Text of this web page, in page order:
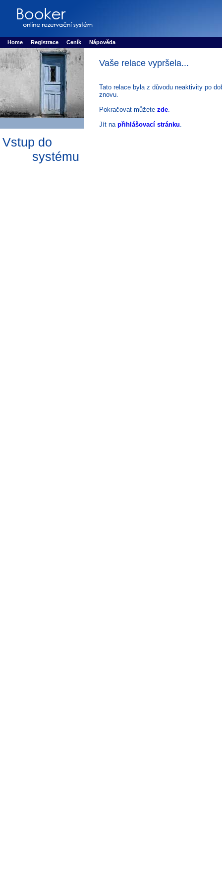
Rezervujse - Port�l pro online rezervace sportu
Home Registrace Ceník Nápověda
Vstup do
systému
Vaše relace vypršela...
Tato relace byla z důvodu neaktivity po
znovu.
Pokračovat můžete zde.
Jít na přihlášovací stránku.